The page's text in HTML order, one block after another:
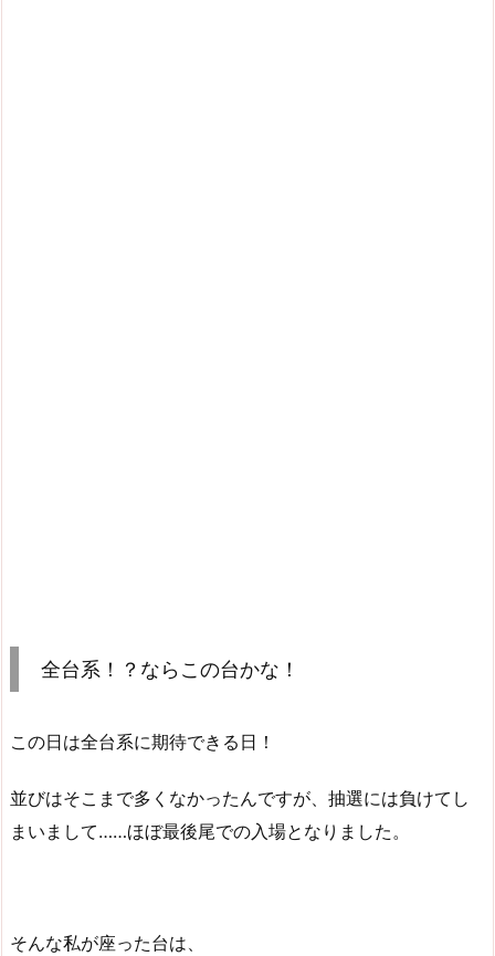
全台系！？ならこの台かな！
この日は全台系に期待できる日！
並びはそこまで多くなかったんですが、抽選には負けてし
まいまして……ほぼ最後尾での入場となりました。
そんな私が座った台は、